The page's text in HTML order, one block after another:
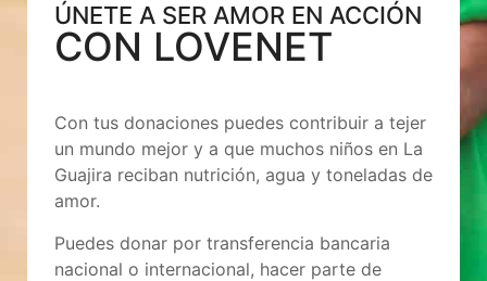
ÚNETE A SER AMOR EN ACCIÓN
CON LOVENET
Con tus donaciones puedes contribuir a tejer
un mundo mejor y a que muchos niños en La
Guajira reciban nutrición, agua y toneladas de
amor.
Puedes donar por transferencia bancaria
nacional o internacional, hacer parte de